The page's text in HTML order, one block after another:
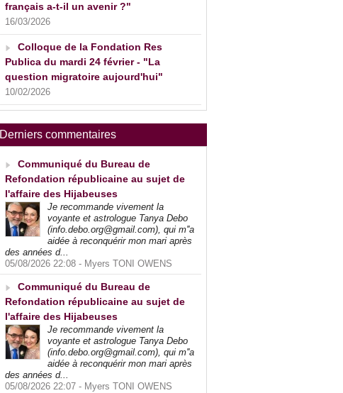
français a-t-il un avenir ?"
16/03/2026
Colloque de la Fondation Res
Publica du mardi 24 février - "La
question migratoire aujourd'hui"
10/02/2026
Derniers commentaires
Communiqué du Bureau de
Refondation républicaine au sujet de
l'affaire des Hijabeuses
Je recommande vivement la
voyante et astrologue Tanya Debo
(info.debo.org@gmail.com), qui m''a
aidée à reconquérir mon mari après
des années d...
05/08/2026 22:08 - Myers TONI OWENS
Communiqué du Bureau de
Refondation républicaine au sujet de
l'affaire des Hijabeuses
Je recommande vivement la
voyante et astrologue Tanya Debo
(info.debo.org@gmail.com), qui m''a
aidée à reconquérir mon mari après
des années d...
05/08/2026 22:07 - Myers TONI OWENS